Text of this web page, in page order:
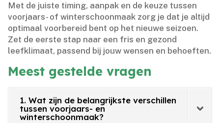
Met de juiste timing, aanpak en de keuze tussen
voorjaars- of winterschoonmaak zorg je dat je altijd
optimaal voorbereid bent op het nieuwe seizoen.​
Zet de eerste stap naar een fris en gezond
leefklimaat, passend bij jouw wensen en behoeften.​
Meest gestelde vragen
1. Wat zijn de belangrijkste verschillen
tussen voorjaars- en
winterschoonmaak?